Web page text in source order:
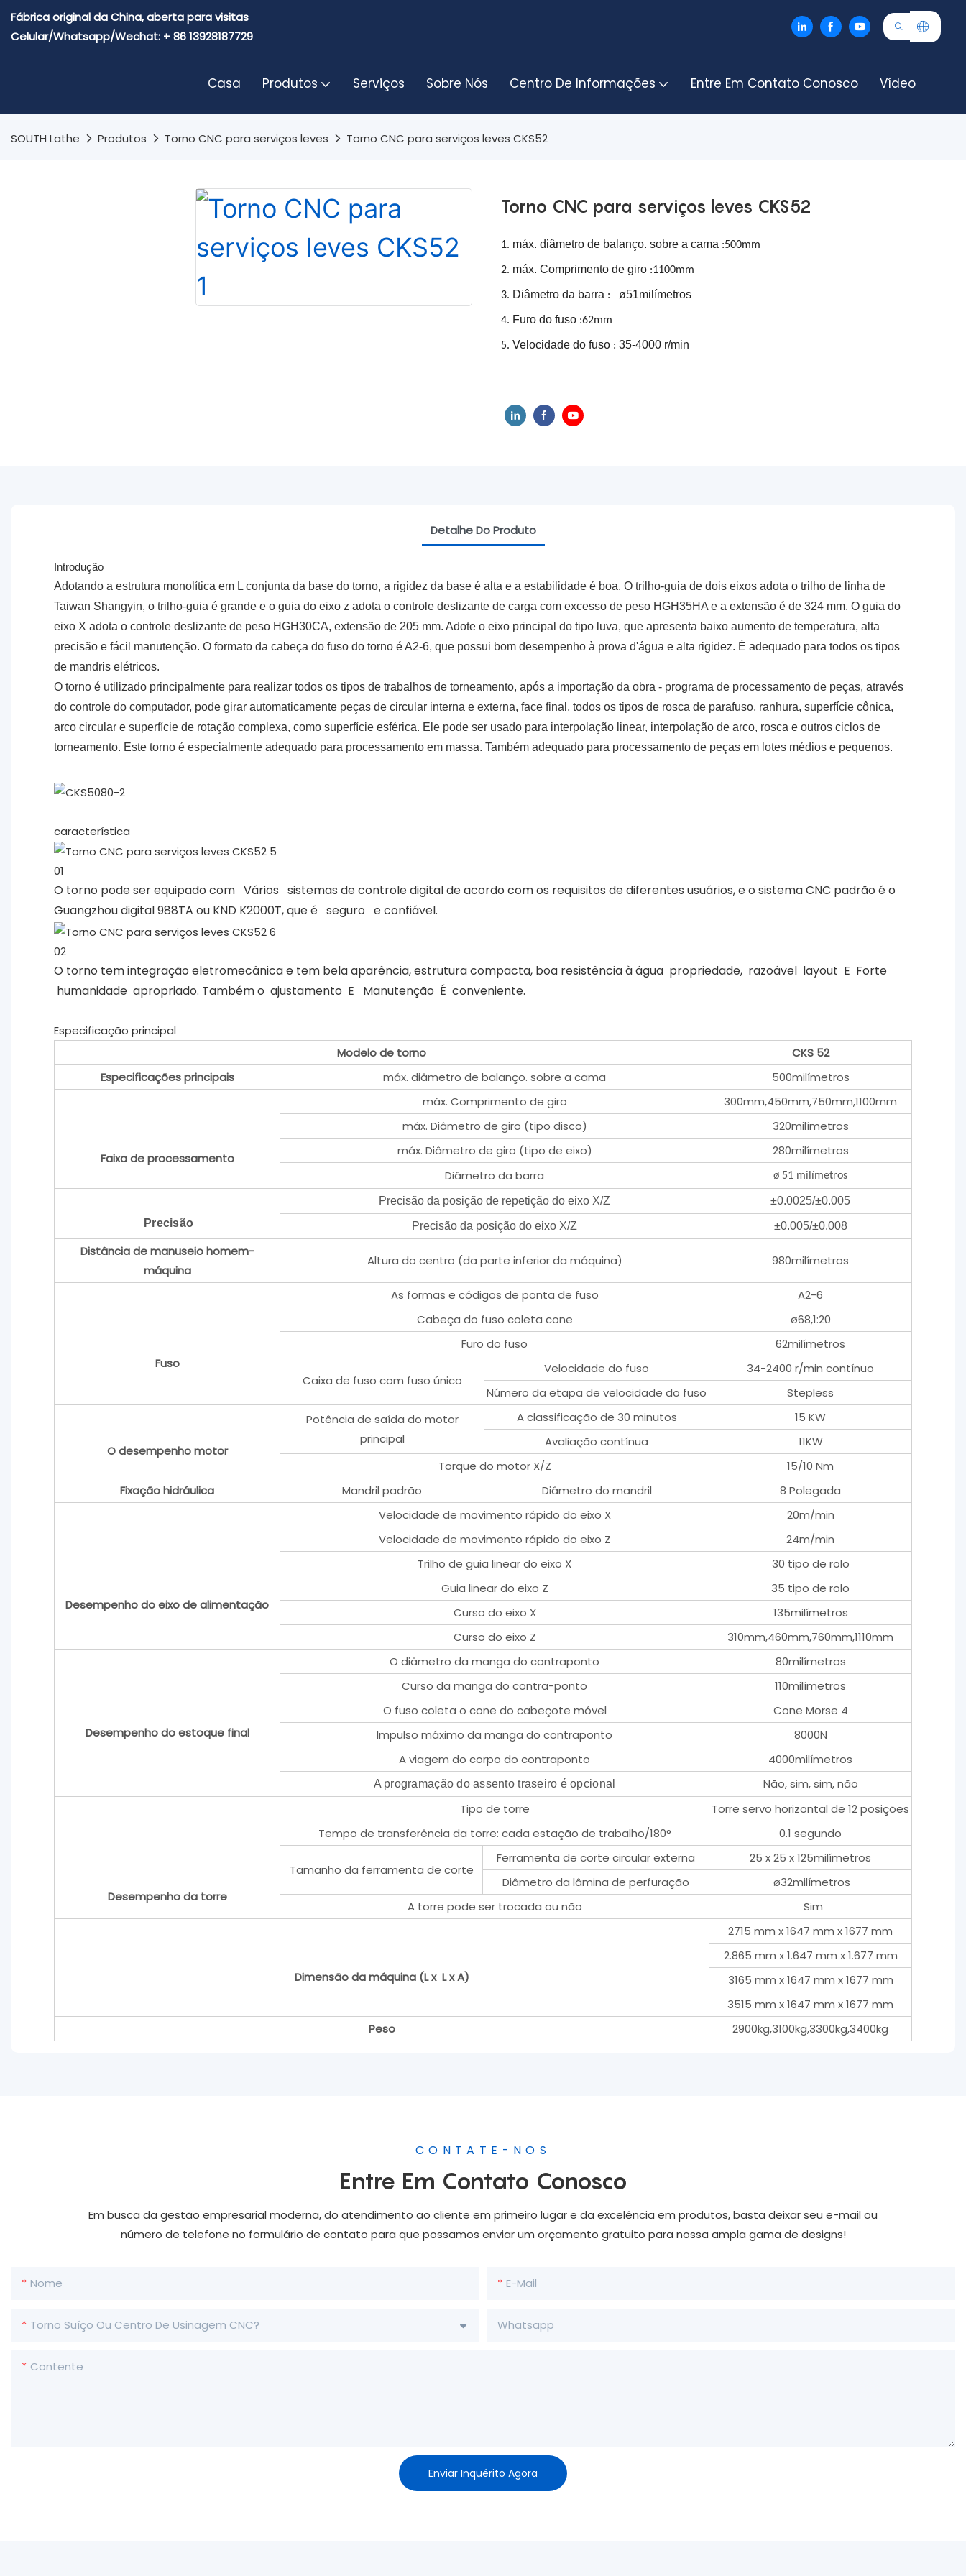
Fábrica original da China, aberta para visitas
Celular/Whatsapp/Wechat: + 86 13928187729
Casa Produtos Serviços Sobre Nós Centro De Informações Entre Em Contato Conosco Vídeo
SOUTH Lathe Produtos Torno CNC para serviços leves Torno CNC para serviços leves CKS52
Torno CNC para serviços leves CKS52
1. máx. diâmetro de balanço. sobre a cama :500mm
2. máx. Comprimento de giro :1100mm
3. Diâmetro da barra : ø51milímetros
4. Furo do fuso :62mm
5. Velocidade do fuso : 35-4000 r/min
Detalhe Do Produto
Introdução
Adotando a estrutura monolítica em L conjunta da base do torno, a rigidez da base é alta e a estabilidade é boa. O trilho-guia de dois eixos adota o trilho de linha de
Taiwan Shangyin, o trilho-guia é grande e o guia do eixo z adota o controle deslizante de carga com excesso de peso HGH35HA e a extensão é de 324 mm. O guia do
eixo X adota o controle deslizante de peso HGH30CA, extensão de 205 mm. Adote o eixo principal do tipo luva, que apresenta baixo aumento de temperatura, alta
precisão e fácil manutenção. O formato da cabeça do fuso do torno é A2-6, que possui bom desempenho à prova d'água e alta rigidez. É adequado para todos os tipos
de mandris elétricos.
O torno é utilizado principalmente para realizar todos os tipos de trabalhos de torneamento, após a importação da obra - programa de processamento de peças, através
do controle do computador, pode girar automaticamente peças de circular interna e externa, face final, todos os tipos de rosca de parafuso, ranhura, superfície cônica,
arco circular e superfície de rotação complexa, como superfície esférica. Ele pode ser usado para interpolação linear, interpolação de arco, rosca e outros ciclos de
torneamento. Este torno é especialmente adequado para processamento em massa. Também adequado para processamento de peças em lotes médios e pequenos.
característica
01
O torno pode ser equipado com Vários sistemas de controle digital de acordo com os requisitos de diferentes usuários, e o sistema CNC padrão é o
Guangzhou digital 988TA ou KND K2000T, que é seguro e confiável.
02
O torno tem integração eletromecânica e tem bela aparência, estrutura compacta, boa resistência à água propriedade, razoável layout E Forte
humanidade apropriado. Também o ajustamento E
Manutenção É conveniente.
Especificação principal
Modelo de torno
CKS 52
Especificações principais
máx. diâmetro de balanço. sobre a cama 500milímetros
Faixa de processamento
máx. Comprimento de giro
300mm,450mm,750mm,1100mm
máx. Diâmetro de giro (tipo disco)
320milímetros
máx. Diâmetro de giro (tipo de eixo)
280milímetros
Diâmetro da barra
ø 51 milímetros
Precisão
Precisão da posição de repetição do eixo X/Z ±0.0025/±0.005
Precisão da posição do eixo X/Z ±0.005/±0.008
Distância de manuseio homem-
máquina
Altura do centro (da parte inferior da máquina) 980milímetros
Fuso
As formas e códigos de ponta de fuso
A2-6
Cabeça do fuso coleta cone
ø68,1:20
Furo do fuso
62milímetros
Caixa de fuso com fuso único
Velocidade do fuso
34-2400 r/min contínuo
Número da etapa de velocidade do fuso
Stepless
O desempenho motor
Potência de saída do motor
principal
A classificação de 30 minutos
15 KW
Avaliação contínua
11KW
Torque do motor X/Z
15/10 Nm
Fixação hidráulica
Mandril padrão Diâmetro do mandril 8 Polegada
Desempenho do eixo de alimentação
Velocidade de movimento rápido do eixo X
20m/min
Velocidade de movimento rápido do eixo Z
24m/min
Trilho de guia linear do eixo X
30 tipo de rolo
Guia linear do eixo Z
35 tipo de rolo
Curso do eixo X
135milímetros
Curso do eixo Z
310mm,460mm,760mm,1110mm
Desempenho do estoque final
O diâmetro da manga do contraponto
80milímetros
Curso da manga do contra-ponto
110milímetros
O fuso coleta o cone do cabeçote móvel
Cone Morse 4
Impulso máximo da manga do contraponto
8000N
A viagem do corpo do contraponto
4000milímetros
A programação do assento traseiro é opcional Não, sim, sim, não
Desempenho da torre
Tipo de torre
Torre servo horizontal de 12 posições
Tempo de transferência da torre: cada estação de trabalho/180°
0.1 segundo
Tamanho da ferramenta de corte
Ferramenta de corte circular externa
25 x 25 x 125milímetros
Diâmetro da lâmina de perfuração
ø32milímetros
A torre pode ser trocada ou não
Sim
Dimensão da máquina (L x L x A)
2715 mm x 1647 mm x 1677 mm
2.865 mm x 1.647 mm x 1.677 mm
3165 mm x 1647 mm x 1677 mm
3515 mm x 1647 mm x 1677 mm
Peso
2900kg,3100kg,3300kg,3400kg
CONTATE-NOS
Entre Em Contato Conosco
Em busca da gestão empresarial moderna, do atendimento ao cliente em primeiro lugar e da excelência em produtos, basta deixar seu e-mail ou
número de telefone no formulário de contato para que possamos enviar um orçamento gratuito para nossa ampla gama de designs!
Nome E-Mail
Torno Suíço Ou Centro De Usinagem CNC? Whatsapp
Contente
Enviar Inquérito Agora